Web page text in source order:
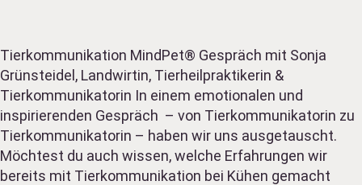
Tierkommunikation MindPet® Gespräch mit Sonja
Grünsteidel, Landwirtin, Tierheilpraktikerin &
Tierkommunikatorin In einem emotionalen und
inspirierenden Gespräch – von Tierkommunikatorin zu
Tierkommunikatorin – haben wir uns ausgetauscht.
Möchtest du auch wissen, welche Erfahrungen wir
bereits mit Tierkommunikation bei Kühen gemacht